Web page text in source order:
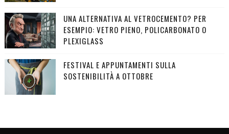
UNA ALTERNATIVA AL VETROCEMENTO? PER
ESEMPIO: VETRO PIENO, POLICARBONATO O
PLEXIGLASS
FESTIVAL E APPUNTAMENTI SULLA
SOSTENIBILITÀ A OTTOBRE